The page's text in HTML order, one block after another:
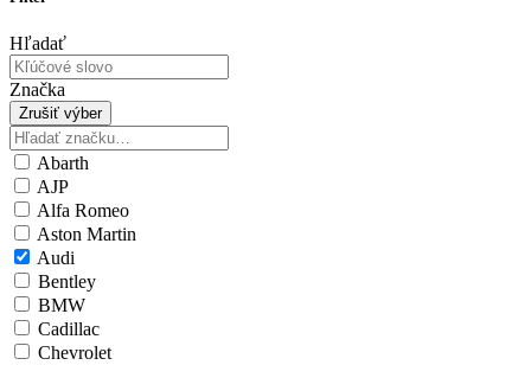
Hľadať
Značka
Zrušiť výber
Abarth
AJP
Alfa Romeo
Aston Martin
Audi
Bentley
BMW
Cadillac
Chevrolet